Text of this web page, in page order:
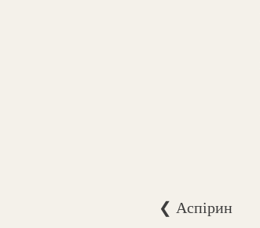
❮ Аспірин